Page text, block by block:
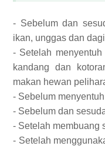
- Sebelum dan
ikan, unggas dan
- Setelah
kandang dan
makan hewan
- Sebelum
- Sebelum dan
- Setelah membuang
- Setelah